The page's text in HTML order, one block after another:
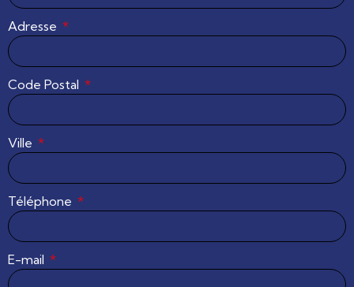
Adresse
Code Postal
Ville
Téléphone
E-mail